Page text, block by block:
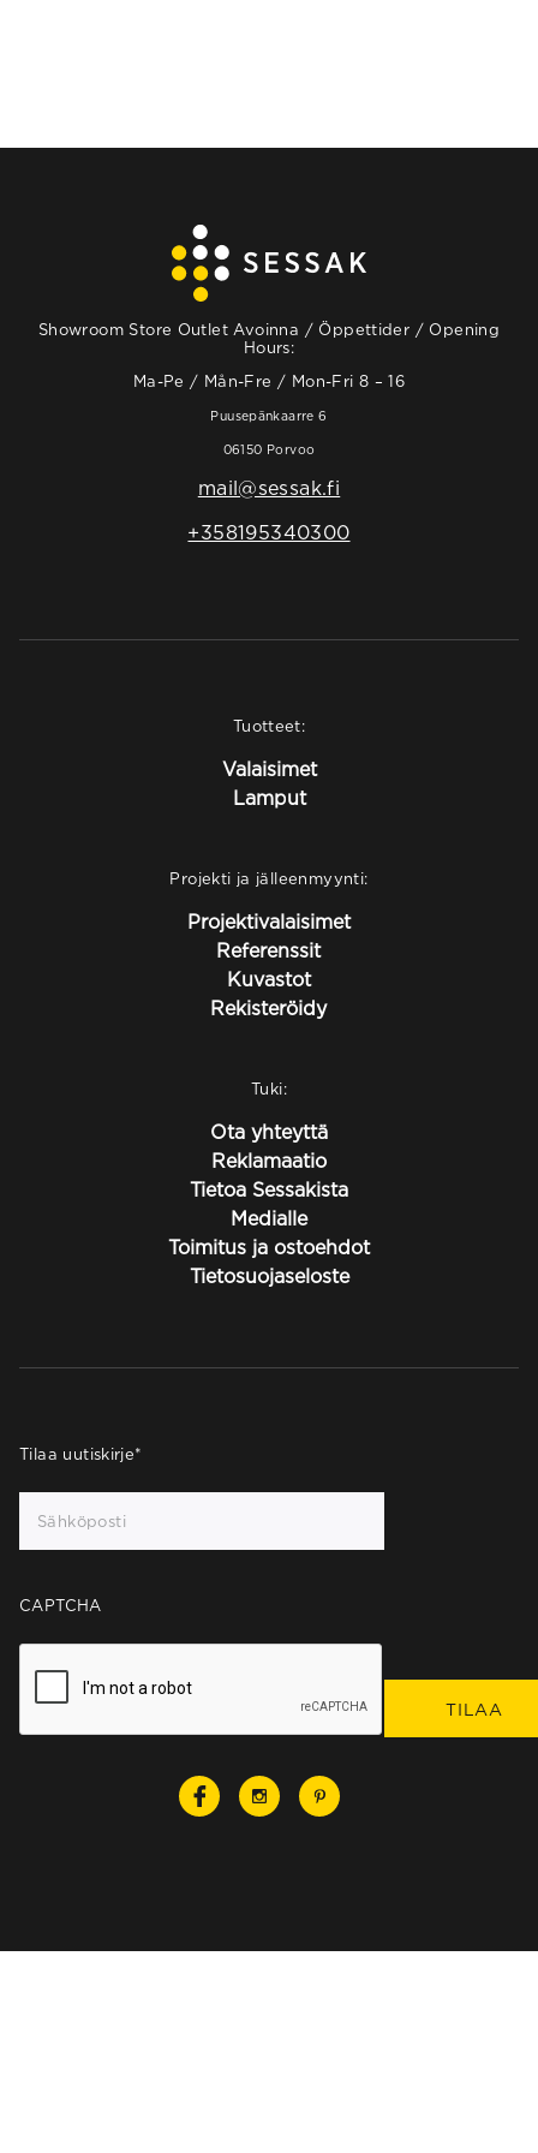
Showroom Store Outlet Avoinna / Öppettider / Opening
Hours:
Ma-Pe / Mån-Fre / Mon-Fri 8 – 16
Puusepänkaarre 6
06150 Porvoo
mail@sessak.fi
+358195340300
Tuotteet:
Valaisimet
Lamput
Projekti ja jälleenmyynti:
Projektivalaisimet
Referenssit
Kuvastot
Rekisteröidy
Tuki:
Ota yhteyttä
Reklamaatio
Tietoa Sessakista
Medialle
Toimitus ja ostoehdot
Tietosuojaseloste
Tilaa uutiskirje*
CAPTCHA